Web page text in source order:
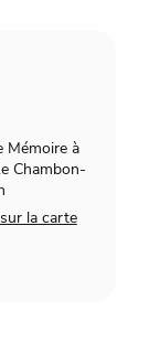
Mémoire à
Chambon-
la carte